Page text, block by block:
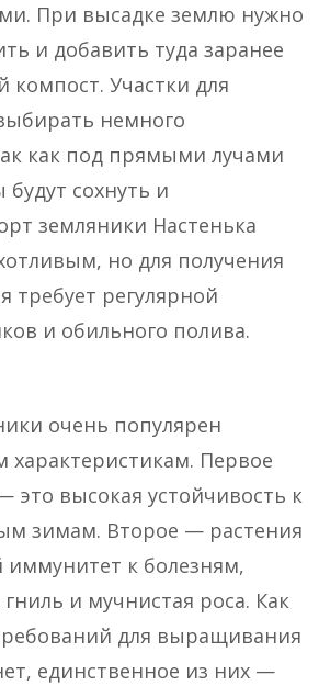
При высадке землю нужно
и добавить туда заранее
компост. Участки для
немного
как под прямыми лучами
будут сохнуть и
земляники Настенька
но для получения
требует регулярной
и обильного полива.
очень популярен
характеристикам. Первое
это высокая устойчивость к
зимам. Второе — растения
к болезням,
и мучнистая роса. Как
для выращивания
единственное из них —